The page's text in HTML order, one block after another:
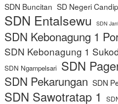
SDN Buncitan SD Negeri
SDN Entalsewu SDN
SDN Kebonagung 1
SDN Kebonagung 1
SDN Ngampelsari SDN
SDN Pekarungan SDN
SDN Sawotratap 1